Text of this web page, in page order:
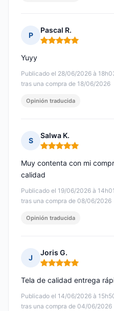
P
Pascal R.
Nota: 5 de 5
Publicado el 28/06/2026 à
tras una compra de 18/06/2026
Yuyy
Opinión traducida
S
Salwa K.
Nota: 5 de 5
Publicado el 19/06/2026 à 14h01
tras una compra de 08/06/2026
Muy contenta con mi
calidad
Opinión traducida
J
Joris G.
Nota: 5 de 5
Publicado el 14/06/2026 à
tras una compra de 04/06/2026
Tela de calidad entrega